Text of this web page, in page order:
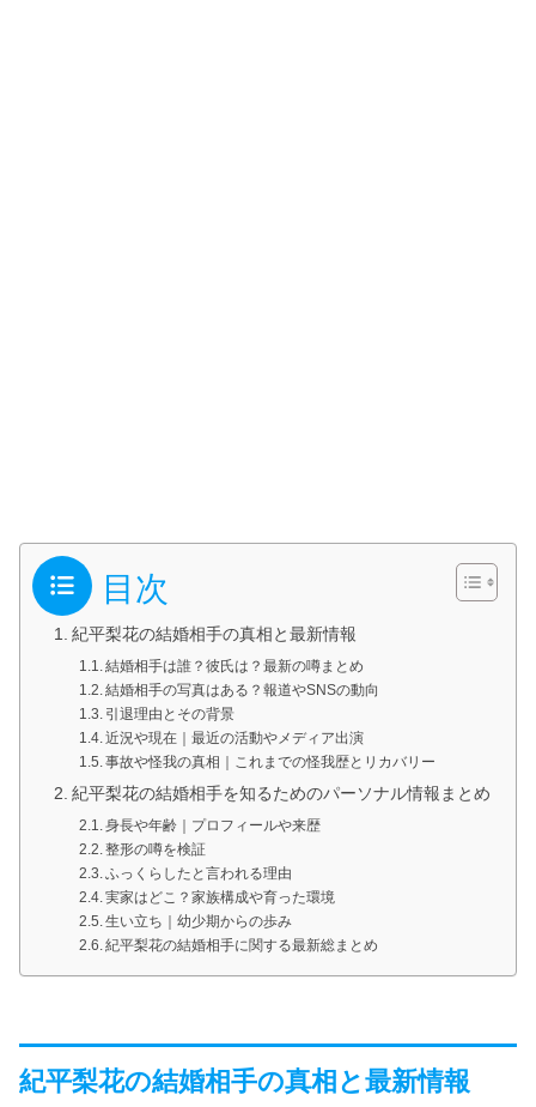
目次
紀平梨花の結婚相手の真相と最新情報
結婚相手は誰？彼氏は？最新の噂まとめ
結婚相手の写真はある？報道やSNSの動向
引退理由とその背景
近況や現在｜最近の活動やメディア出演
事故や怪我の真相｜これまでの怪我歴とリカバリー
紀平梨花の結婚相手を知るためのパーソナル情報まとめ
身長や年齢｜プロフィールや来歴
整形の噂を検証
ふっくらしたと言われる理由
実家はどこ？家族構成や育った環境
生い立ち｜幼少期からの歩み
紀平梨花の結婚相手に関する最新総まとめ
紀平梨花の結婚相手の真相と最新情報